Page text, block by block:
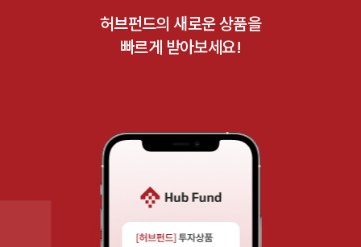
허브펀드의 새로운 상품을
빠르게 받아보세요!